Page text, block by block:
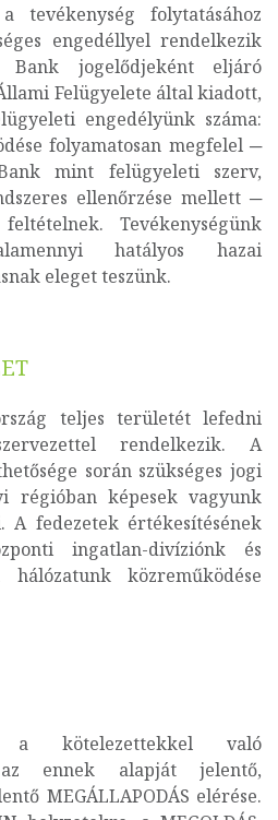
tevékenység folytatásához
engedéllyel rendelkezik
jogelődjeként eljáró
Felügyelete által kiadott,
engedélyünk száma:
folyamatosan megfelel ─
mint felügyeleti szerv,
ellenőrzése mellett ─
Tevékenységünk
hatályos hazai
eleget teszünk.
teljes területét lefedni
rendelkezik. A
során szükséges jogi
régióban képesek vagyunk
A fedezetek értékesítésének
ingatlan-divíziónk és
hálózatunk közreműködése
a kötelezettekkel való
ennek alapját jelentő,
MEGÁLLAPODÁS elérése.